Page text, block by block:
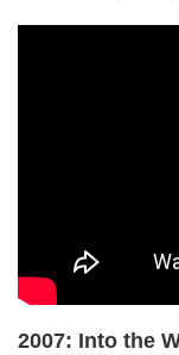
2007: Into the